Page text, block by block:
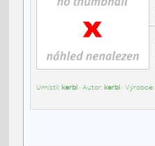
Umístil: kerbi• Autor: kerbi• Výrobce: